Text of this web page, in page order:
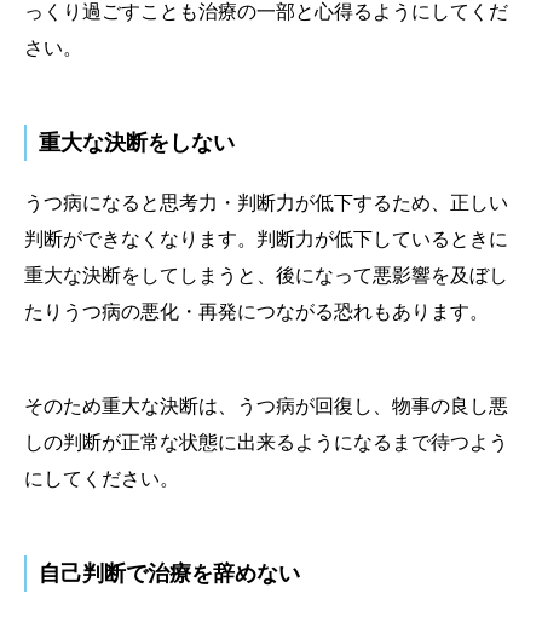
っくり過ごすことも治療の一部と心得るようにしてくだ
さい。
重大な決断をしない
うつ病になると思考力・判断力が低下するため、正しい
判断ができなくなります。判断力が低下しているときに
重大な決断をしてしまうと、後になって悪影響を及ぼし
たりうつ病の悪化・再発につながる恐れもあります。
そのため重大な決断は、うつ病が回復し、物事の良し悪
しの判断が正常な状態に出来るようになるまで待つよう
にしてください。
自己判断で治療を辞めない